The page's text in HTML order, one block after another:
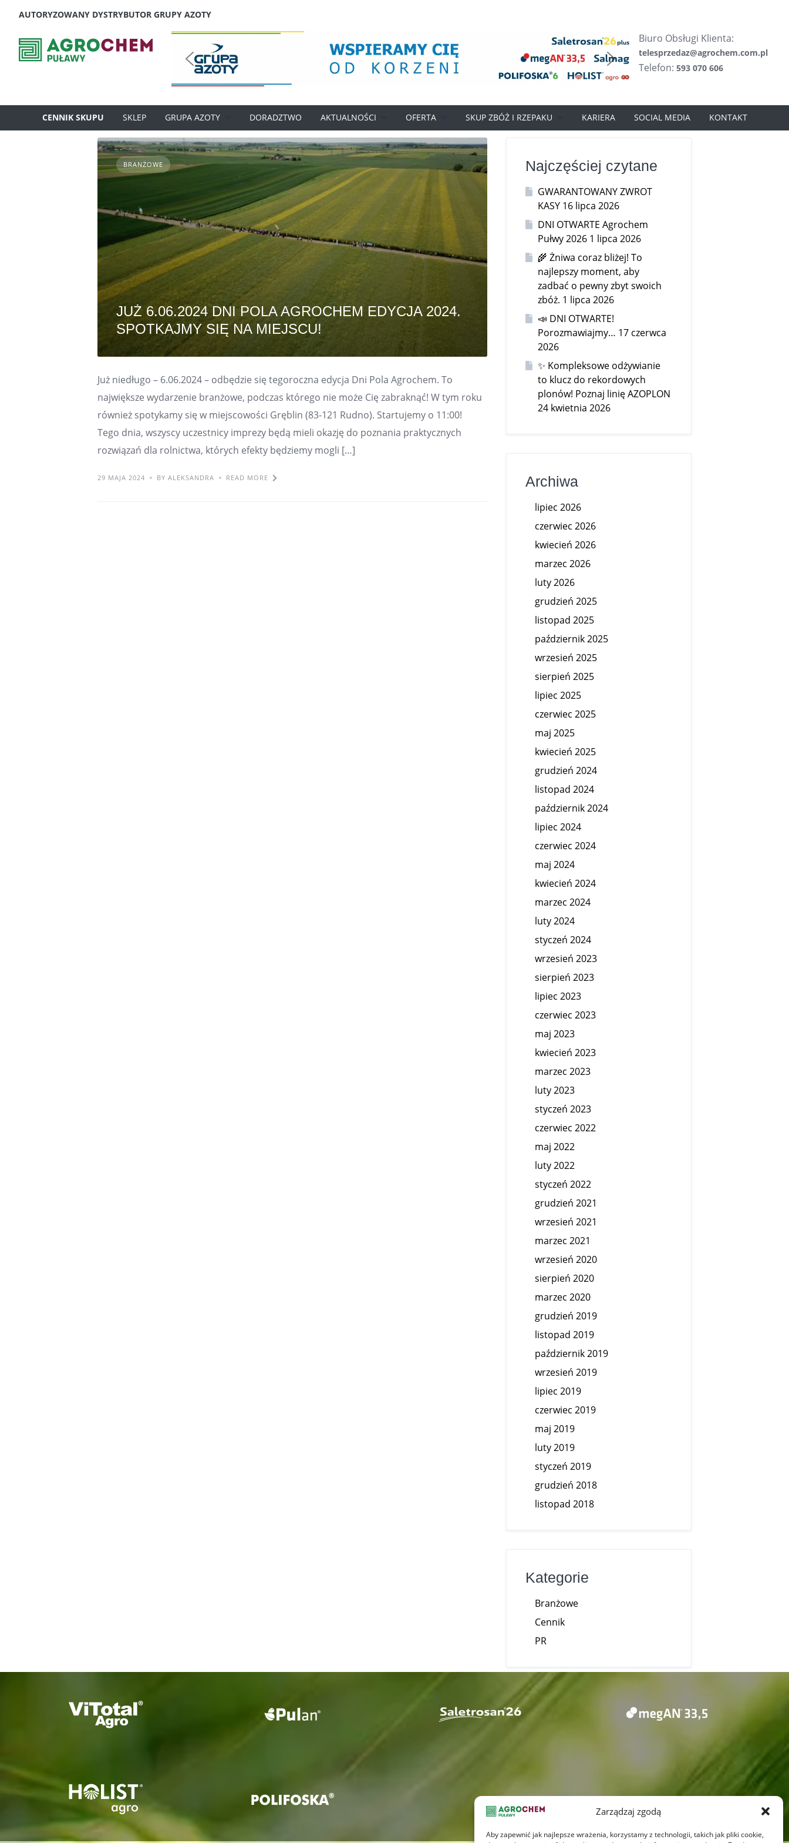
Zarządzaj zgodą
Aby zapewnić jak najlepsze wrażenia, korzystamy z technologii, takich jak pliki cookie,
AUTORYZOWANY DYSTRYBUTOR GRUPY AZOTY
Biuro Obsługi Klienta:
telesprzedaz@agrochem.com.pl
Telefon:593 070 606
CENNIK SKUPU SKLEP GRUPA AZOTY DORADZTWO AKTUALNOŚCI OFERTA SKUP ZBÓŻ I RZEPAKU KARIERA SOCIAL MEDIA KONTAKT
BRANŻOWE
JUŻ 6.06.2024 DNI POLA AGROCHEM EDYCJA 2024.
SPOTKAJMY SIĘ NA MIEJSCU!
Już niedługo – 6.06.2024 – odbędzie się tegoroczna edycja Dni Pola Agrochem. To
największe wydarzenie branżowe, podczas którego nie może Cię zabraknąć! W tym roku
również spotykamy się w miejscowości Gręblin (83-121 Rudno). Startujemy o 11:00!
Tego dnia, wszyscy uczestnicy imprezy będą mieli okazję do poznania praktycznych
rozwiązań dla rolnictwa, których efekty będziemy mogli […]
29 MAJA 2024 BY ALEKSANDRA READ MORE
Najczęściej czytane
GWARANTOWANY ZWROT
KASY 16 lipca 2026
DNI OTWARTE Agrochem
Pułwy 2026 1 lipca 2026
🌾 Żniwa coraz bliżej! To
najlepszy moment, aby
zadbać o pewny zbyt swoich
zbóż. 1 lipca 2026
📣 DNI OTWARTE!
Porozmawiajmy… 17 czerwca
2026
✨ Kompleksowe odżywianie
to klucz do rekordowych
plonów! Poznaj linię AZOPLON
24 kwietnia 2026
Archiwa
lipiec 2026
czerwiec 2026
kwiecień 2026
marzec 2026
luty 2026
grudzień 2025
listopad 2025
październik 2025
wrzesień 2025
sierpień 2025
lipiec 2025
czerwiec 2025
maj 2025
kwiecień 2025
grudzień 2024
listopad 2024
październik 2024
lipiec 2024
czerwiec 2024
maj 2024
kwiecień 2024
marzec 2024
luty 2024
styczeń 2024
wrzesień 2023
sierpień 2023
lipiec 2023
czerwiec 2023
maj 2023
kwiecień 2023
marzec 2023
luty 2023
styczeń 2023
czerwiec 2022
maj 2022
luty 2022
styczeń 2022
grudzień 2021
wrzesień 2021
marzec 2021
wrzesień 2020
sierpień 2020
marzec 2020
grudzień 2019
listopad 2019
październik 2019
wrzesień 2019
lipiec 2019
czerwiec 2019
maj 2019
luty 2019
styczeń 2019
grudzień 2018
listopad 2018
Kategorie
Branżowe
Cennik
PR